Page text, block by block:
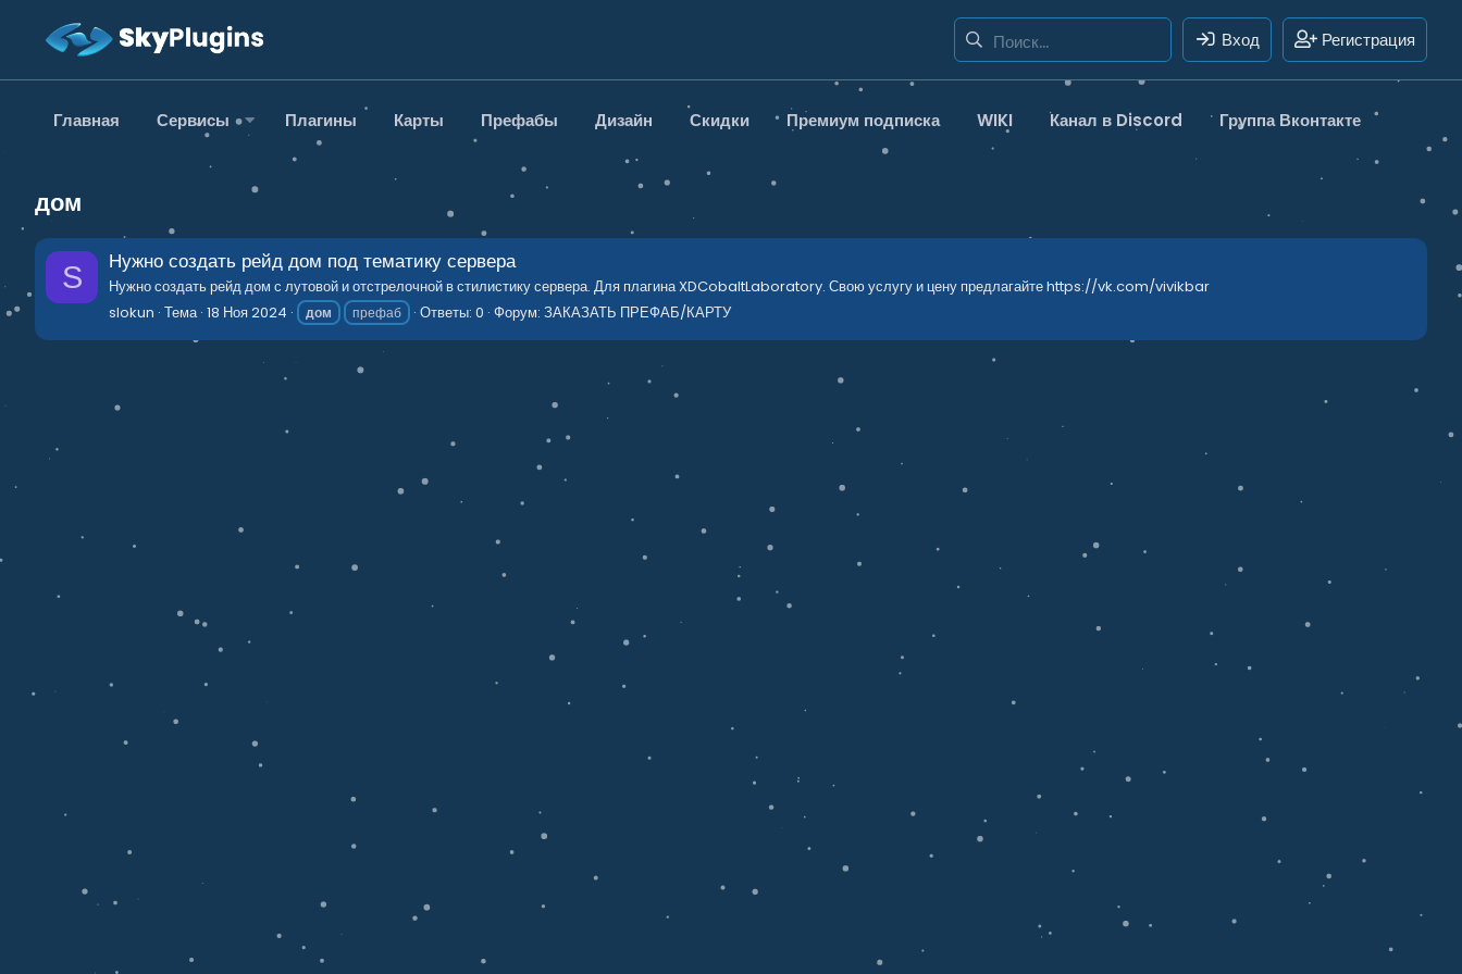
Вход Регистрация
Главная Сервисы Плагины Карты Префабы Дизайн Скидки Премиум подписка WIKI Канал в Discord Группа Вконтакте
дом
S Нужно создать рейд дом под тематику сервера
Нужно создать рейд дом с лутовой и отстрелочной в стилистику сервера. Для плагина XDCobaltLaboratory. Свою услугу и цену предлагайте https://vk.com/vivikbar
slokun Тема 18 Ноя 2024 дом префаб Ответы: 0 Форум: ЗАКАЗАТЬ ПРЕФАБ/КАРТУ